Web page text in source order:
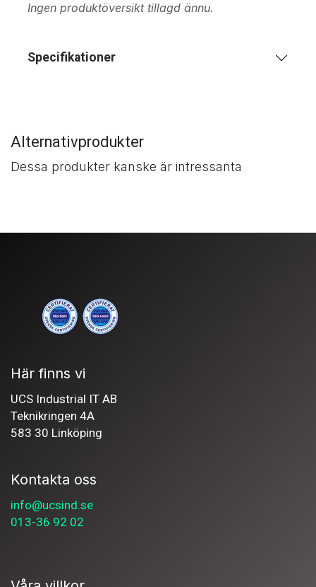
Ingen produktöversikt tillagd ännu.
Specifikationer
Alternativprodukter
Dessa produkter kanske är intressanta
Här finns vi
UCS Industrial IT AB
Teknikringen 4A
583 30 Linköping
Kontakta oss
info@ucsind.se
013-36 92 02